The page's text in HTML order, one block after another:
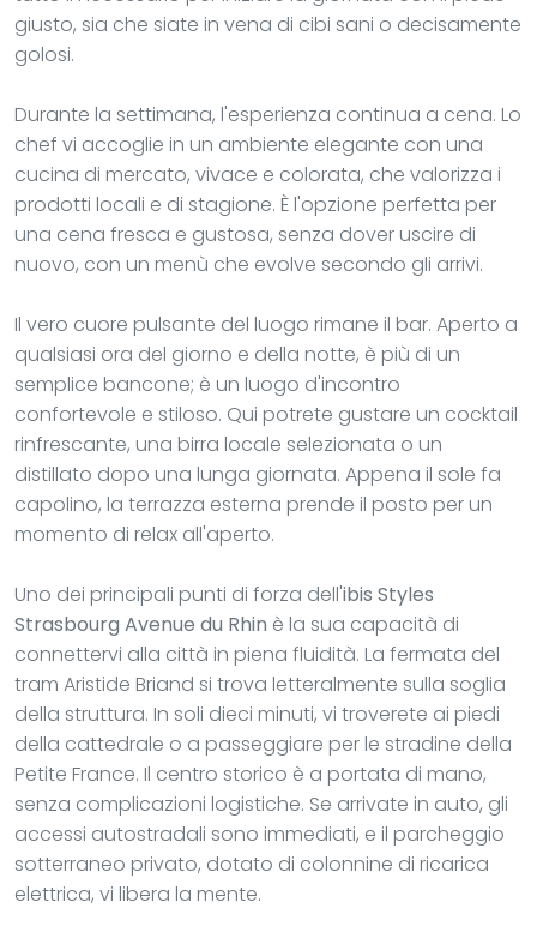
giusto, sia che siate in vena di cibi sani o decisamente
golosi.
Durante la settimana, l'esperienza continua a cena. Lo
chef vi accoglie in un ambiente elegante con una
cucina di mercato, vivace e colorata, che valorizza i
prodotti locali e di stagione. È l'opzione perfetta per
una cena fresca e gustosa, senza dover uscire di
nuovo, con un menù che evolve secondo gli arrivi.
Il vero cuore pulsante del luogo rimane il bar. Aperto a
qualsiasi ora del giorno e della notte, è più di un
semplice bancone; è un luogo d'incontro
confortevole e stiloso. Qui potrete gustare un cocktail
rinfrescante, una birra locale selezionata o un
distillato dopo una lunga giornata. Appena il sole fa
capolino, la terrazza esterna prende il posto per un
momento di relax all'aperto.
Uno dei principali punti di forza dell'ibis Styles
Strasbourg Avenue du Rhin è la sua capacità di
connettervi alla città in piena fluidità. La fermata del
tram Aristide Briand si trova letteralmente sulla soglia
della struttura. In soli dieci minuti, vi troverete ai piedi
della cattedrale o a passeggiare per le stradine della
Petite France. Il centro storico è a portata di mano,
senza complicazioni logistiche. Se arrivate in auto, gli
accessi autostradali sono immediati, e il parcheggio
sotterraneo privato, dotato di colonnine di ricarica
elettrica, vi libera la mente.